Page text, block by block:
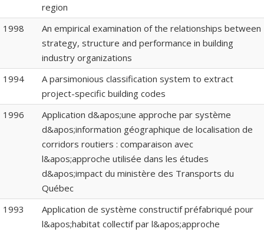
region
1998
An empirical examination of the relationships between
strategy, structure and performance in building
industry organizations
1994
A parsimonious classification system to extract
project-specific building codes
1996
Application d&apos;une approche par système
d&apos;information géographique de localisation de
corridors routiers : comparaison avec
l&apos;approche utilisée dans les études
d&apos;impact du ministère des Transports du
Québec
1993
Application de système constructif préfabriqué pour
l&apos;habitat collectif par l&apos;approche